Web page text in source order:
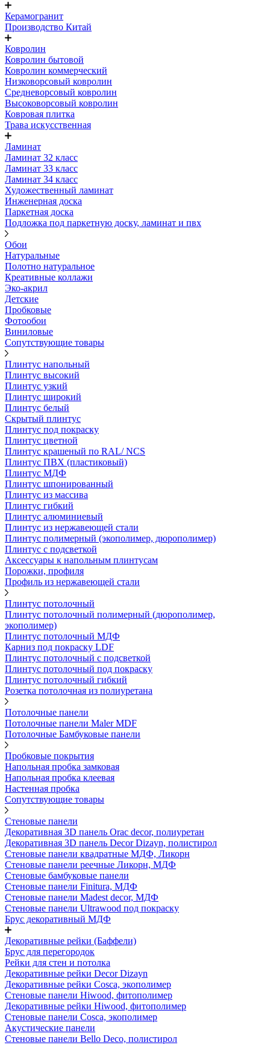
Керамогранит
Производство Китай
Ковролин
Ковролин бытовой
Ковролин коммерческий
Низковорсовый ковролин
Средневорсовый ковролин
Высоковорсовый ковролин
Ковровая плитка
Трава искусственная
Ламинат
Ламинат 32 класс
Ламинат 33 класс
Ламинат 34 класс
Художественный ламинат
Инженерная доска
Паркетная доска
Подложка под паркетную доску, ламинат и пвх
Обои
Натуральные
Полотно натуральное
Креативные коллажи
Эко-акрил
Детские
Пробковые
Фотообои
Виниловые
Сопутствующие товары
Плинтус напольный
Плинтус высокий
Плинтус узкий
Плинтус широкий
Плинтус белый
Скрытый плинтус
Плинтус под покраску
Плинтус цветной
Плинтус крашеный по RAL/ NCS
Плинтус ПВХ (пластиковый)
Плинтус МДФ
Плинтус шпонированный
Плинтус из массива
Плинтус гибкий
Плинтус алюминиевый
Плинтус из нержавеющей стали
Плинтус полимерный (экополимер, дюрополимер)
Плинтус с подсветкой
Аксессуары к напольным плинтусам
Порожки, профиля
Профиль из нержавеющей стали
Плинтус потолочный
Плинтус потолочный полимерный (дюрополимер,
экополимер)
Плинтус потолочный МДФ
Карниз под покраску LDF
Плинтус потолочный с подсветкой
Плинтус потолочный под покраску
Плинтус потолочный гибкий
Розетка потолочная из полиуретана
Потолочные панели
Потолочные панели Maler MDF
Потолочные Бамбуковые панели
Пробковые покрытия
Напольная пробка замковая
Напольная пробка клеевая
Настенная пробка
Сопутствующие товары
Стеновые панели
Декоративная 3D панель Orac decor, полиуретан
Декоративная 3D панель Decor Dizayn, полистирол
Стеновые панели квадратные МДФ, Ликорн
Стеновые панели реечные Ликорн, МДФ
Стеновые бамбуковые панели
Стеновые панели Finitura, МДФ
Стеновые панели Madest decor, МДФ
Стеновые панели Ultrawood под покраску
Брус декоративный МДФ
Декоративные рейки (Баффели)
Брус для перегородок
Рейки для стен и потолка
Декоративные рейки Decor Dizayn
Декоративные рейки Cosca, экополимер
Стеновые панели Hiwood, фитополимер
Декоративные рейки Hiwood, фитополимер
Стеновые панели Cosca, экополимер
Акустические панели
Стеновые панели Bello Deco, полистирол